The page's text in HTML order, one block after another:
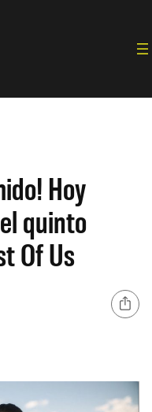
Hoy
quinto
Of Us